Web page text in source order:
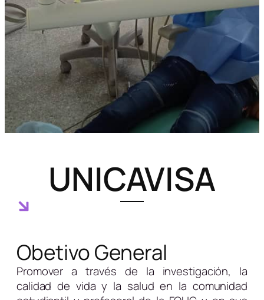
UNICAVISA
Obetivo General
Promover a través de la investigación, la
calidad de vida y la salud en la comunidad